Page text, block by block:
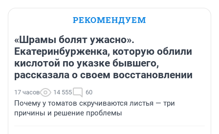
РЕКОМЕНДУЕМ
«Шрамы болят ужасно».
Екатеринбурженка, которую облили
кислотой по указке бывшего,
рассказала о своем восстановлении
17 часов 14 555 60
Почему у томатов скручиваются листья — три
причины и решение проблемы